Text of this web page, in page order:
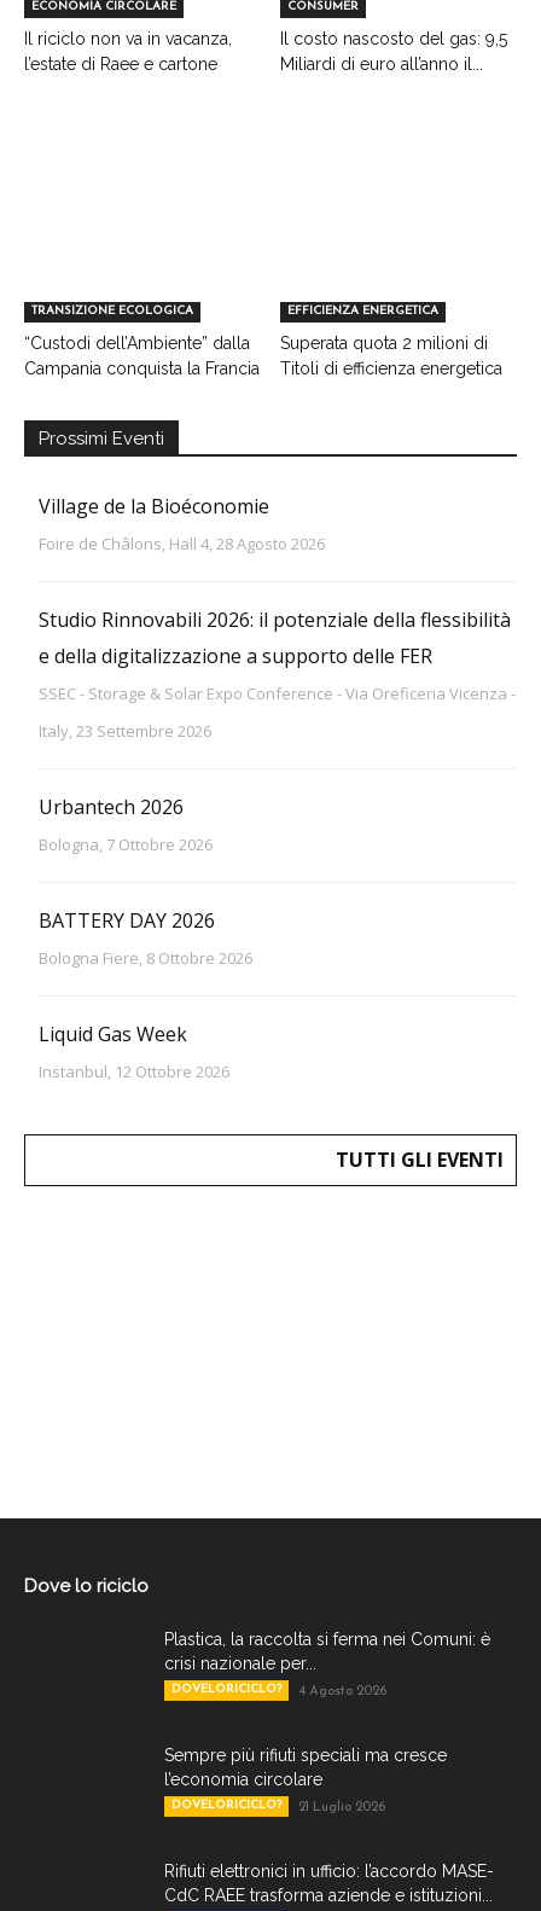
ECONOMIA CIRCOLARE
Il riciclo non va in vacanza,
l’estate di Raee e cartone
CONSUMER
Il costo nascosto del gas: 9,5
Miliardi di euro all’anno il...
TRANSIZIONE ECOLOGICA
“Custodi dell’Ambiente” dalla
Campania conquista la Francia
EFFICIENZA ENERGETICA
Superata quota 2 milioni di
Titoli di efficienza energetica
Prossimi Eventi
Village de la Bioéconomie
Foire de Châlons, Hall 4, 28 Agosto 2026
Studio Rinnovabili 2026: il potenziale della flessibilità
e della digitalizzazione a supporto delle FER
SSEC - Storage & Solar Expo Conference - Via Oreficeria Vicenza -
Italy, 23 Settembre 2026
Urbantech 2026
Bologna, 7 Ottobre 2026
BATTERY DAY 2026
Bologna Fiere, 8 Ottobre 2026
Liquid Gas Week
Instanbul, 12 Ottobre 2026
TUTTI GLI EVENTI
Dove lo riciclo
Plastica, la raccolta si ferma nei Comuni: è
crisi nazionale per...
DOVELORICICLO? 4 Agosto 2026
Sempre più rifiuti speciali ma cresce
l’economia circolare
DOVELORICICLO? 21 Luglio 2026
Rifiuti elettronici in ufficio: l’accordo MASE-
CdC RAEE trasforma aziende e istituzioni...